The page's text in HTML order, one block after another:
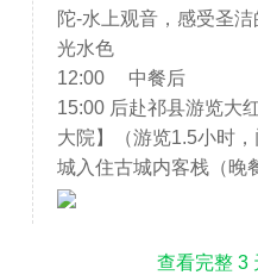
陀-水上观音，感受圣
光水色
12:00 中餐后
15:00 后赴祁县游览大
大院】（游览1.5小时
城入住古城内客栈（晚
查看完整 3